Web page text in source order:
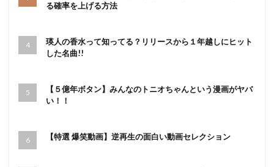
る確率を上げる方法
瑛人の香水って知ってる？リリースから１年越しにヒット
した名曲!!
【５億年ボタン】みんなのトニオちゃんという漫画がヤバ
い！！
【特選 爆笑動画】逆再生の面白い動画セレクション